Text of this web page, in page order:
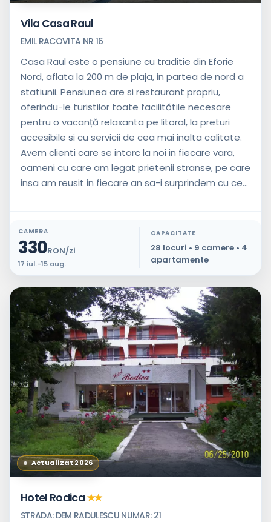
Vila Casa Raul
EMIL RACOVITA NR 16
Casa Raul este o pensiune cu traditie din Eforie
Nord, aflata la 200 m de plaja, in partea de nord a
statiunii. Pensiunea are si restaurant propriu,
oferindu-le turistilor toate facilitătile necesare
pentru o vacanță relaxanta pe litoral, la preturi
accesibile si cu servicii de cea mai inalta calitate.
Avem clienti care se intorc la noi in fiecare vara,
oameni cu care am legat prietenii stranse, pe care
insa am reusit in fiecare an sa-i surprindem cu ce...
CAMERA
330RON/zi
17 iul.-15 aug.
CAPACITATE
28 locuri • 9 camere • 4
apartamente
Actualizat 2026
Hotel Rodica
STRADA: DEM RADULESCU NUMAR: 21